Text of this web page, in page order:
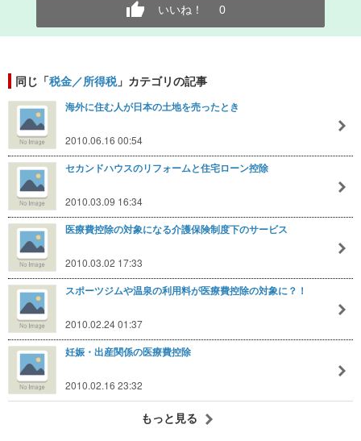
いいね！ 0
同じ「税金／所得税」カテゴリの記事
海外に住む人が日本の土地を売ったとき
2010.06.16 00:54
セカンドハウスのリフォームと住宅ローン控除
2010.03.09 16:34
医療費控除の対象になる介護保険制度下のサービス
2010.03.02 17:33
スポーツジムや温泉の利用料が医療費控除の対象に？！
2010.02.24 01:37
妊娠・出産関係の医療費控除
2010.02.16 23:32
もっと見る